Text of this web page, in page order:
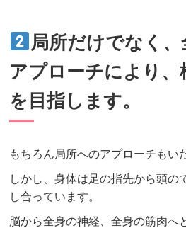
局所だけでなく
アプローチにより、
を目指します。
もちろん局所へのアプローチもい
しかし、身体は足の指先から頭の
し合っています。
脳から全身の神経、全身の筋肉へ